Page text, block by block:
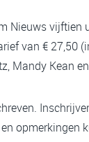
Nieuws
van €
Mandy Kean